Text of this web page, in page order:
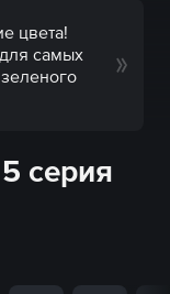
цвета!
самых
серия